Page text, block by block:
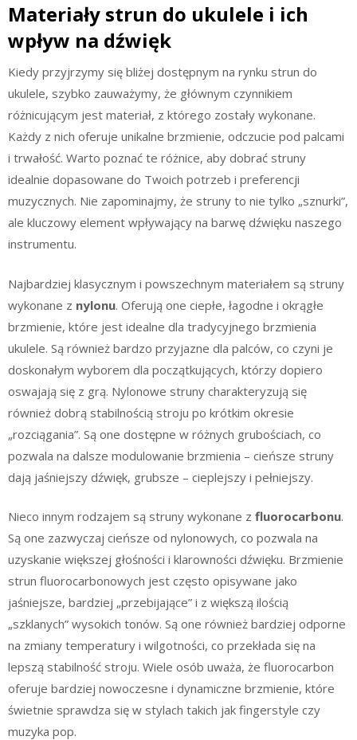
Materiały strun do ukulele i ich
wpływ na dźwięk
Kiedy przyjrzymy się bliżej dostępnym na rynku strun do
ukulele, szybko zauważymy, że głównym czynnikiem
różnicującym jest materiał, z którego zostały wykonane.
Każdy z nich oferuje unikalne brzmienie, odczucie pod palcami
i trwałość. Warto poznać te różnice, aby dobrać struny
idealnie dopasowane do Twoich potrzeb i preferencji
muzycznych. Nie zapominajmy, że struny to nie tylko „sznurki”,
ale kluczowy element wpływający na barwę dźwięku naszego
instrumentu.
Najbardziej klasycznym i powszechnym materiałem są struny
wykonane z nylonu. Oferują one ciepłe, łagodne i okrągłe
brzmienie, które jest idealne dla tradycyjnego brzmienia
ukulele. Są również bardzo przyjazne dla palców, co czyni je
doskonałym wyborem dla początkujących, którzy dopiero
oswajają się z grą. Nylonowe struny charakteryzują się
również dobrą stabilnością stroju po krótkim okresie
„rozciągania”. Są one dostępne w różnych grubościach, co
pozwala na dalsze modulowanie brzmienia – cieńsze struny
dają jaśniejszy dźwięk, grubsze – cieplejszy i pełniejszy.
Nieco innym rodzajem są struny wykonane z fluorocarbonu.
Są one zazwyczaj cieńsze od nylonowych, co pozwala na
uzyskanie większej głośności i klarowności dźwięku. Brzmienie
strun fluorocarbonowych jest często opisywane jako
jaśniejsze, bardziej „przebijające” i z większą ilością
„szklanych” wysokich tonów. Są one również bardziej odporne
na zmiany temperatury i wilgotności, co przekłada się na
lepszą stabilność stroju. Wiele osób uważa, że fluorocarbon
oferuje bardziej nowoczesne i dynamiczne brzmienie, które
świetnie sprawdza się w stylach takich jak fingerstyle czy
muzyka pop.